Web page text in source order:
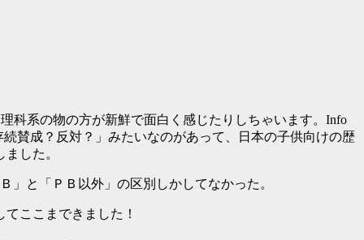
科系の物の方が新鮮で面白く感じたりしちゃいます。Info
賛成？反対？」みたいなのがあって、日本の子供向けの歴
した。
」と「ＰＢ以外」の区別しかしてなかった。
ここまできました！